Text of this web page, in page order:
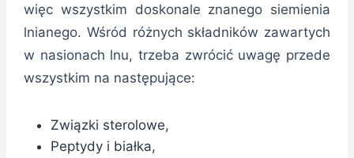
więc wszystkim doskonale znanego siemienia
lnianego. Wśród różnych składników zawartych
w nasionach lnu, trzeba zwrócić uwagę przede
wszystkim na następujące:
Związki sterolowe,
Peptydy i białka,